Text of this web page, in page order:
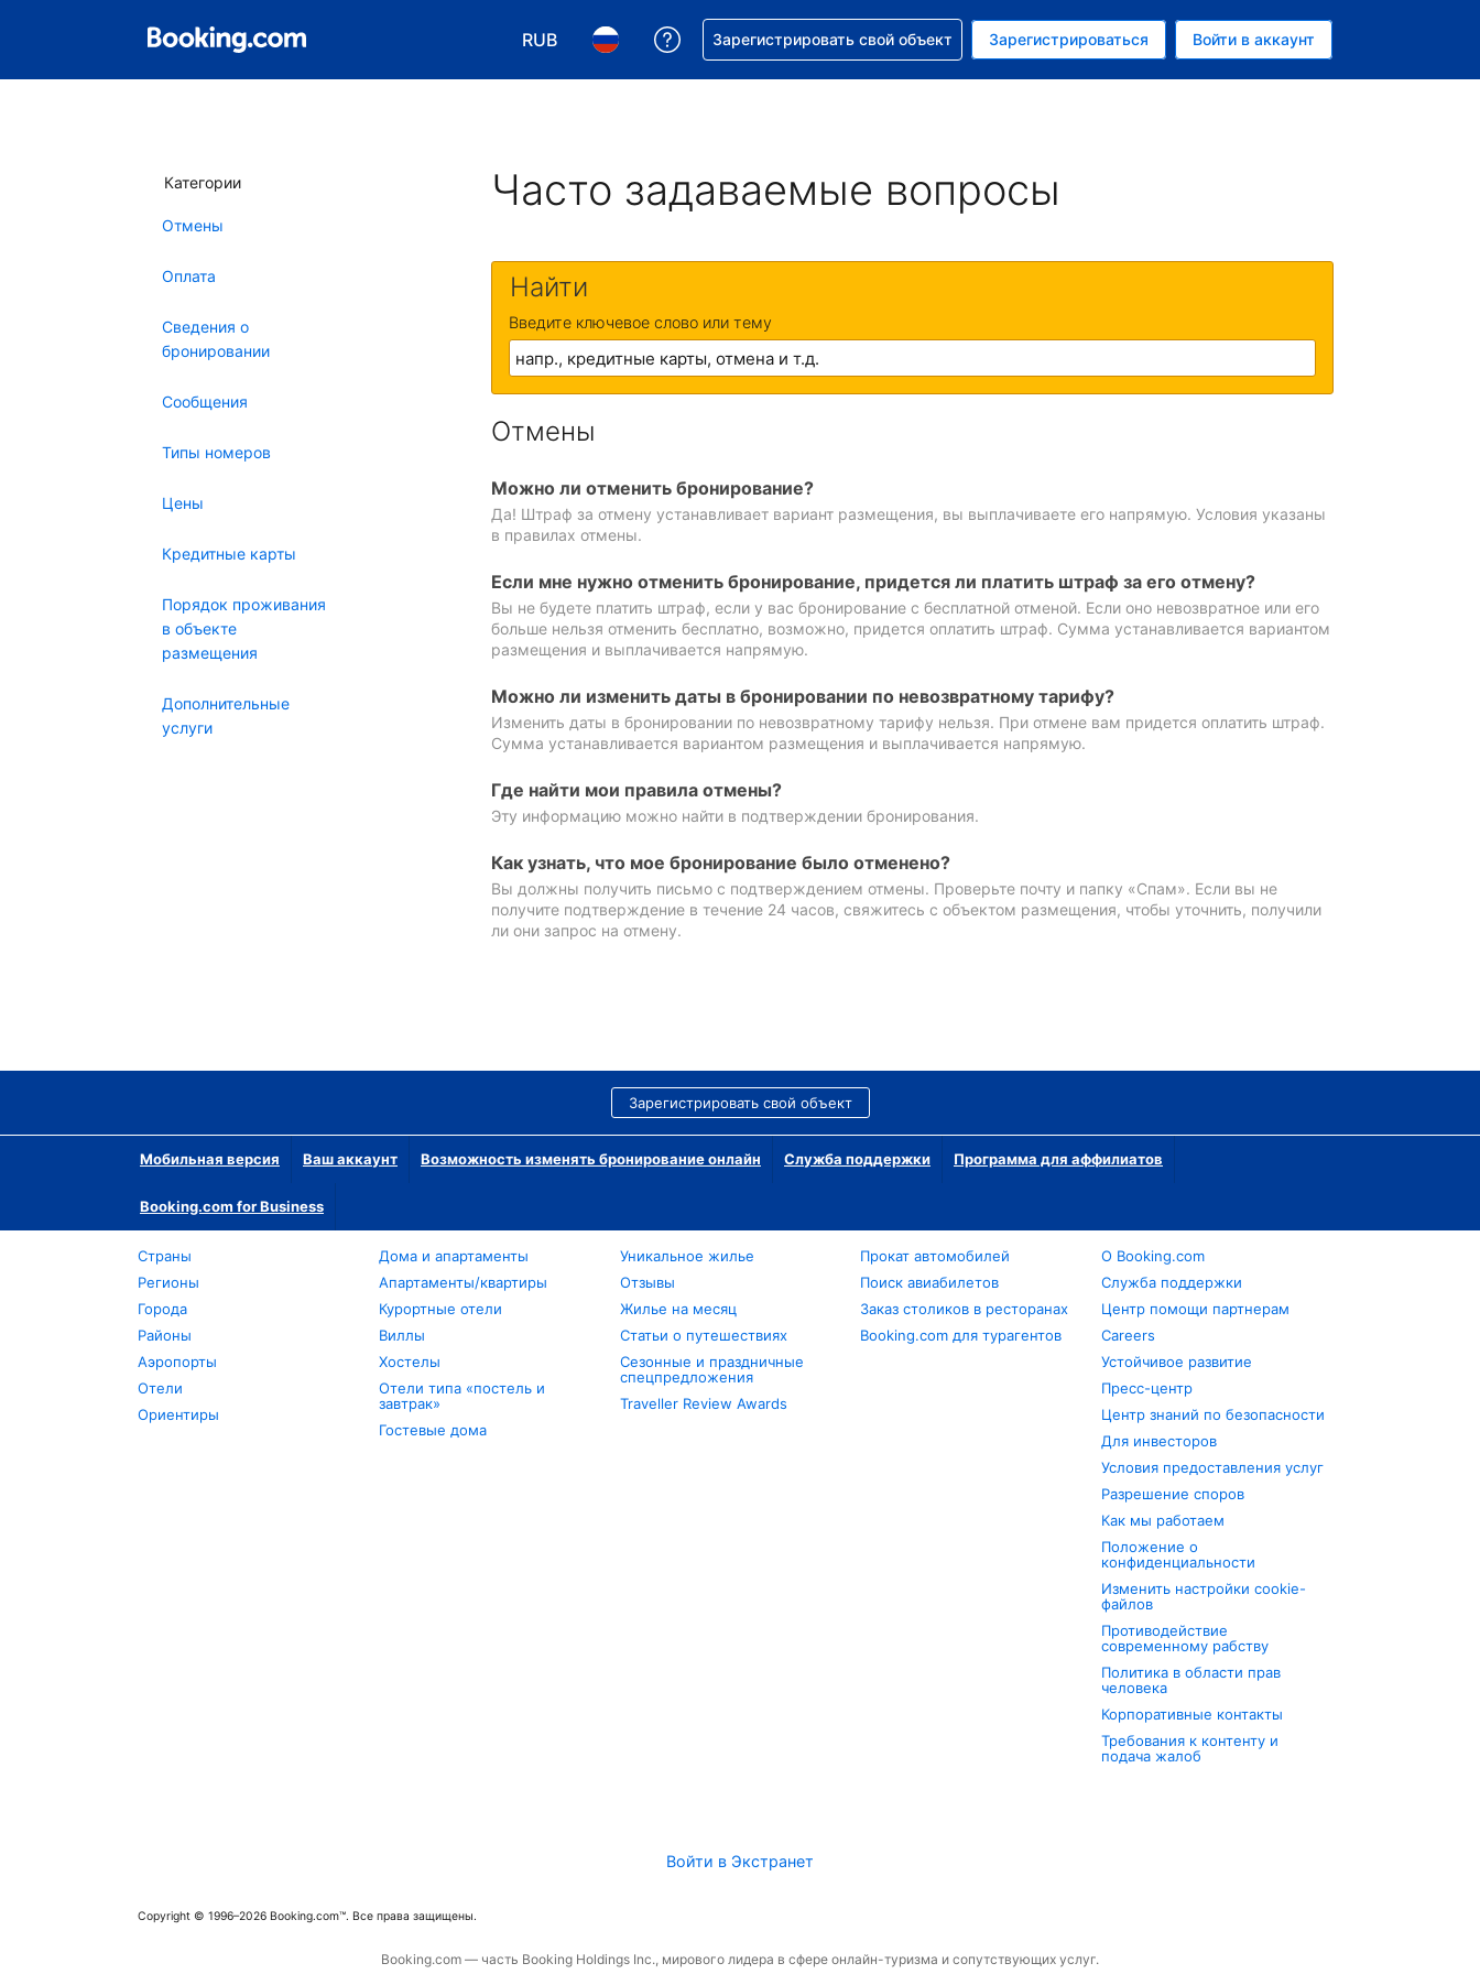
RUB
Выберите валюту. Текущая валюта — Российский рубль
Выберите язык. Текущий язык — На русском
Получите помощь с бронированием
Зарегистрировать свой объект Зарегистрироваться Войти в аккаунт
Категории
Отмены
Оплата
Сведения о
бронировании
Сообщения
Типы номеров
Цены
Кредитные карты
Порядок проживания
в объекте
размещения
Дополнительные
услуги
Часто задаваемые вопросы
Найти
Введите ключевое слово или тему
Отмены
Можно ли отменить бронирование?
Да! Штраф за отмену устанавливает вариант размещения, вы выплачиваете его напрямую. Условия указаны
в правилах отмены.
Если мне нужно отменить бронирование, придется ли платить штраф за его отмену?
Вы не будете платить штраф, если у вас бронирование с бесплатной отменой. Если оно невозвратное или его
больше нельзя отменить бесплатно, возможно, придется оплатить штраф. Сумма устанавливается вариантом
размещения и выплачивается напрямую.
Можно ли изменить даты в бронировании по невозвратному тарифу?
Изменить даты в бронировании по невозвратному тарифу нельзя. При отмене вам придется оплатить штраф.
Сумма устанавливается вариантом размещения и выплачивается напрямую.
Где найти мои правила отмены?
Эту информацию можно найти в подтверждении бронирования.
Как узнать, что мое бронирование было отменено?
Вы должны получить письмо с подтверждением отмены. Проверьте почту и папку «Спам». Если вы не
получите подтверждение в течение 24 часов, свяжитесь с объектом размещения, чтобы уточнить, получили
ли они запрос на отмену.
Зарегистрировать свой объект
Мобильная версия Ваш аккаунт Возможность изменять бронирование онлайн Служба поддержки Программа для аффилиатов
Booking.com for Business
Страны
Регионы
Города
Районы
Аэропорты
Отели
Ориентиры
Дома и апартаменты
Апартаменты/квартиры
Курортные отели
Виллы
Хостелы
Отели типа «постель и
завтрак»
Гостевые дома
Уникальное жилье
Отзывы
Жилье на месяц
Статьи о путешествиях
Сезонные и праздничные
спецпредложения
Traveller Review Awards
Прокат автомобилей
Поиск авиабилетов
Заказ столиков в ресторанах
Booking.com для турагентов
О Booking.com
Служба поддержки
Центр помощи партнерам
Careers
Устойчивое развитие
Пресс-центр
Центр знаний по безопасности
Для инвесторов
Условия предоставления услуг
Разрешение споров
Как мы работаем
Положение о
конфиденциальности
Изменить настройки cookie-
файлов
Противодействие
современному рабству
Политика в области прав
человека
Корпоративные контакты
Требования к контенту и
подача жалоб
Войти в Экстранет
Copyright © 1996–2026 Booking.com™. Все права защищены.
Booking.com — часть Booking Holdings Inc., мирового лидера в сфере онлайн-туризма и сопутствующих услуг.